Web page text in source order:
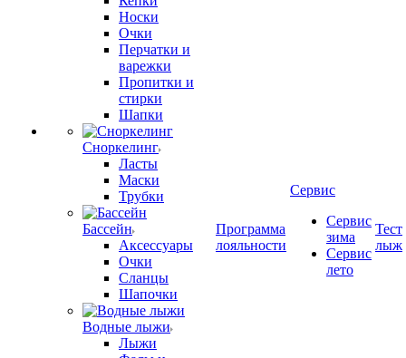
Носки
Очки
Перчатки и
варежки
Пропитки и
стирки
Шапки
Сноркелинг
Ласты
Маски
Трубки
Бассейн
Аксессуары
Очки
Сланцы
Шапочки
Водные лыжи
Лыжи
Программа
лояльности
Сервис
Сервис
зима
Сервис
лето
Тест
лыж